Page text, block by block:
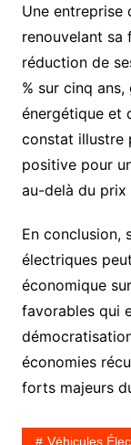
Une entreprise
renouvelant sa
réduction de
% sur cinq
énergétique et
constat illustre
positive pour
au-delà du prix
En conclusion,
électriques
économique
favorables qui
économies
forts majeurs
Véhicules